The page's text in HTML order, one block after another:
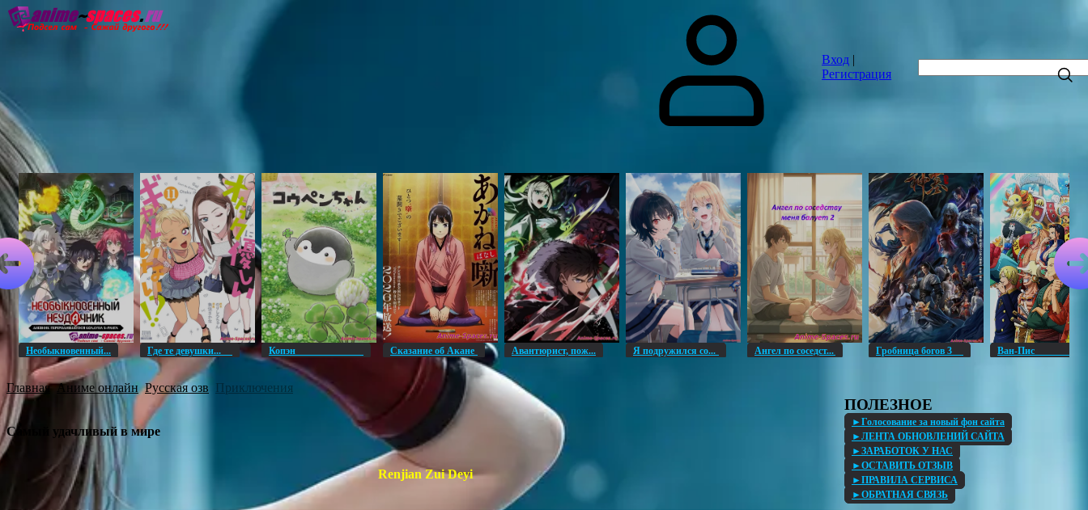
Вход |
Регистрация
Необыкновенный... Где те девушки... Копэн Сказание об Акане Авантюрист, пож... Я подружился со... Ангел по соседст... Гробница богов 3 Ван-
Главная Аниме онлайн Русская озв Приключения
Самый удачливый в мире
Renjian Zui Deyi
ПОЛЕЗНОЕ
►Голосование за новый фон сайта
►ЛЕНТА ОБНОВЛЕНИЙ САЙТА
►ЗАРАБОТОК У НАС
►ОСТАВИТЬ ОТЗЫВ
►ПРАВИЛА СЕРВИСА
►ОБРАТНАЯ СВЯЗЬ